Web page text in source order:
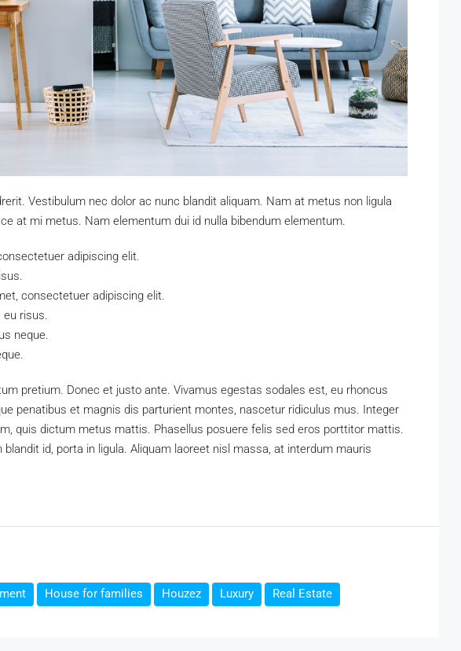
Vestibulum nec dolor ac nunc blandit aliquam. Nam at metus non ligula
at mi metus. Nam elementum dui id nulla bibendum elementum.
adipiscing elit.
consectetuer adipiscing elit.
eu risus.
neque.
pretium. Donec et justo ante. Vivamus egestas sodales est, eu rhoncus
penatibus et magnis dis parturient montes, nascetur ridiculus mus. Integer
quis dictum metus mattis. Phasellus posuere felis sed eros porttitor mattis.
id, porta in ligula. Aliquam laoreet nisl massa, at interdum mauris
House for families Houzez Luxury Real Estate